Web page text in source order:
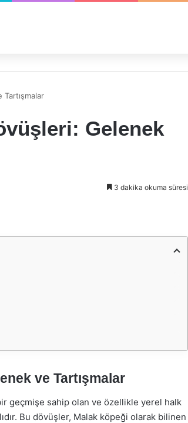
Gelenek
3 dakika okuma süresi
ve Tartışmalar
geçmişe sahip olan ve özellikle yerel halk
Bu dövüşler, Malak köpeği olarak bilinen